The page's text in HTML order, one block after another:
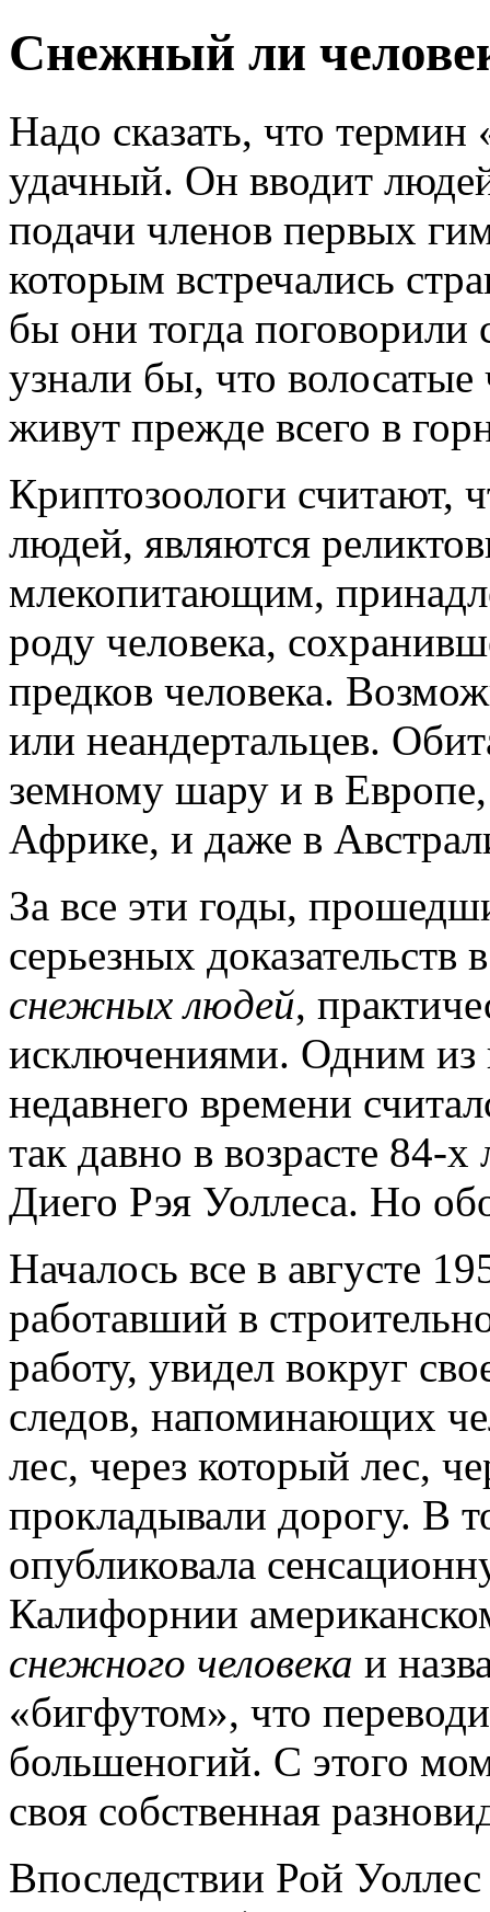
Снежный ли
Надо сказать, что термин
удачный. Он вводит
подачи членов первых
которым встречались
бы они тогда
узнали бы, что
живут прежде всего в
Криптозоологи считают,
людей, являются
млекопитающим,
роду человека,
предков человека.
или неандертальцев.
земному шару и в
Африке, и даже в
За все эти годы,
серьезных доказательств
снежных людей,
исключениями. Одним
недавнего времени
так давно в возрасте 84-
Диего Рэя Уоллеса. Но
Началось все в августе
работавший в
работу, увидел вокруг
следов, напоминающих
лес, через который лес,
прокладывали дорогу. В
опубликовала
Калифорнии
снежного человека и
«бигфутом», что
большеногий. С этого
своя собственная
Впоследствии Рой